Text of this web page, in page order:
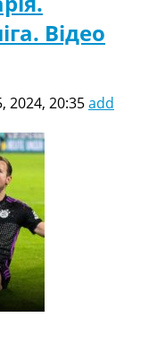
Відео
2024, 20:35add